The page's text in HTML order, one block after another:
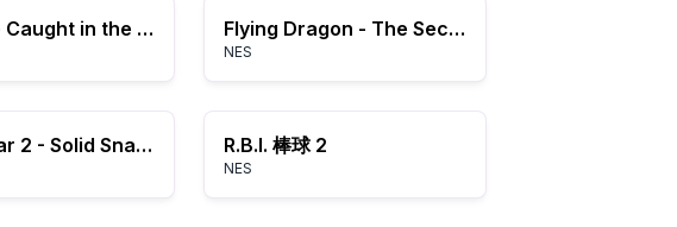
Garfield - Caught in the Act (USA, Europe) Flying Dragon - The Secret Scroll (USA)
NES
Metal Gear 2 - Solid Snake R.B.I. 棒球 2
NES